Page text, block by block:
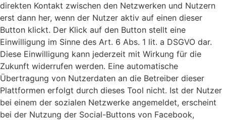
direkten Kontakt zwischen den Netzwerken und Nutzern
erst dann her, wenn der Nutzer aktiv auf einen dieser
Button klickt. Der Klick auf den Button stellt eine
Einwilligung im Sinne des Art. 6 Abs. 1 lit. a DSGVO dar.
Diese Einwilligung kann jederzeit mit Wirkung für die
Zukunft widerrufen werden. Eine automatische
Übertragung von Nutzerdaten an die Betreiber dieser
Plattformen erfolgt durch dieses Tool nicht. Ist der Nutzer
bei einem der sozialen Netzwerke angemeldet, erscheint
bei der Nutzung der Social-Buttons von Facebook,